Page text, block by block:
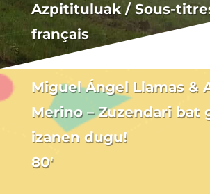
Azpitituluak / Sous-
français
Miguel Ángel Llamas &
Merino – Zuzendari bat
izanen dugu!
80′